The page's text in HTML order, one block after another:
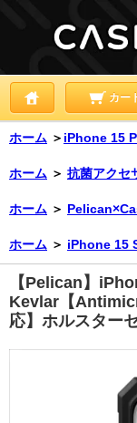
カー
ホーム ＞ iPhone 15
ホーム ＞ 抗菌アクセ
ホーム ＞
ホーム ＞ iPhone 15
【Pelican】
Kevlar【
応】ホルスター